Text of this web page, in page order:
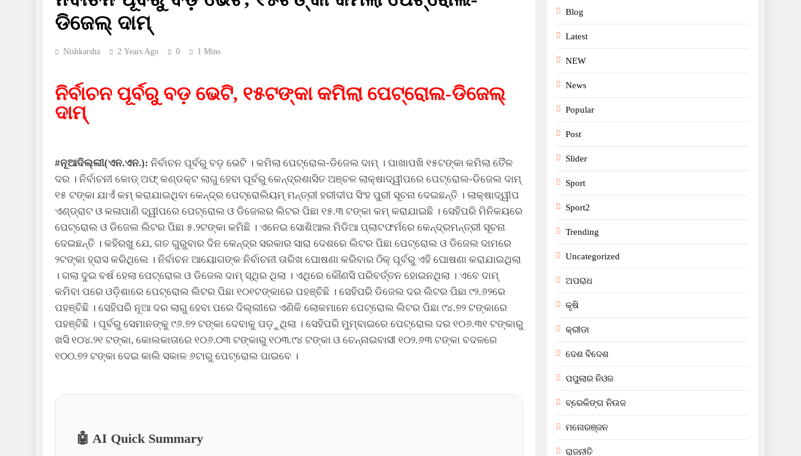
ଡିଜେଲ୍ ଦାମ୍‌
Nishkarsha 2 Years Ago 0 1 Mins
ନିର୍ବାଚନ ପୂର୍ବରୁ ବଡ଼ ଭେଟି, ୧୫ଟଙ୍କା କମିଲା ପେଟ୍ରୋଲ-ଡିଜେଲ୍
ଦାମ୍‌
#ନୂଆଦିଲ୍ଲୀ(ଏନ.ଏନ.): ନିର୍ବାଚନ ପୂର୍ବରୁ ବଡ଼ ଭେଟି । କମିଲା ପେଟ୍ରୋଲ-ଡିଜେଲ ଦାମ୍ । ପାଖାପଖି ୧୫ଟଙ୍କା କମିଲା ତୈଳ
ଦର । ନିର୍ବାଚନୀ କୋଡ୍ ଅଫ୍ କଣ୍ଡକ୍ଟ ଲାଗୁ ହେବା ପୂର୍ବରୁ କେନ୍ଦ୍ରଶାସିତ ଅଞ୍ଚଳ ଲାକ୍ଷାଦ୍ୱୀପରେ ପେଟ୍ରୋଲ-ଡିଜେଲ ଦାମ୍
୧୫ ଟଙ୍କା ଯାଏଁ କମ୍ କରାଯାଇଥିବା କେନ୍ଦ୍ର ପେଟ୍ରୋଲିୟମ୍ ମନ୍ତ୍ରୀ ହରୀଦୀପ ସିଂହ ପୁରୀ ସୂଚନା ଦେଇଛନ୍ତି । ଲାକ୍ଷାଦ୍ୱୀପ
ଏଣ୍ଡ୍ରାଟ ଓ କଳାପାଣି ଦ୍ୱୀପରେ ପେଟ୍ରୋଲ ଓ ଡିଜେଲର ଲିଟର ପିଛା ୧୫.୩ ଟଙ୍କା କମ୍ କରାଯାଇଛି । ସେହିପରି ମିନିକୟରେ
ପେଟ୍ରୋଲ ଓ ଡିଜେଲ ଲିଟର ପିଛା ୫.୨ଟଙ୍କା କମିଛି । ଏନେଇ ସୋଶିଆଲ ମିଡିଆ ପ୍ଲାଟଫର୍ମରେ କେନ୍ଦ୍ରମନ୍ତ୍ରୀ ସୂଚନା
ଦେଇଛନ୍ତି । କହିରଖୁ ଯେ, ଗତ ଗୁରୁବାର ଦିନ କେନ୍ଦ୍ର ସରକାର ସାରା ଦେଶରେ ଲିଟର ପିଛା ପେଟ୍ରୋଲ ଓ ଡିଜେଲ ଦାମରେ
୨ଟଙ୍କା ହ୍ରାସ କରିଥିଲେ । ନିର୍ବାଚନ ଆୟୋଗଙ୍କ ନିର୍ବାଚନୀ ତାରିଖ ଘୋଷଣା କରିବାର ଠିକ୍ ପୂର୍ବରୁ ଏହି ଘୋଷଣା କରାଯାଇଥିଲା
। ଗଲା ଦୁଇ ବର୍ଷ ହେଲା ପେଟ୍ରୋଲ ଓ ଡିଜେଲ ଦାମ୍ ସ୍ଥିର ଥିଲା । ଏଥିରେ କୌଣସି ପରିବର୍ତ୍ତନ ହୋଇନଥିଲା । ଏବେ ଦାମ୍
କମିବା ପରେ ଓଡ଼ିଶାରେ ପେଟ୍ରୋଲ ଲିଟର ପିଛା ୧୦୧ଟଙ୍କାରେ ପହଞ୍ଚିଛି । ସେହିପରି ଡିଜେଲ ଦର ଲିଟର ପିଛା ୯୨.୬୨ରେ
ପହଞ୍ଚିଛି । ସେହିପରି ନୂଆ ଦର ଲାଗୁ ହେବା ପରେ ଦିଲ୍ଲୀରେ ଏଣିକି ଲୋକମାନେ ପେଟ୍ରୋଲ ଲିଟର ପିଛା ୯୪.୭୨ ଟଙ୍କାରେ
ପହଞ୍ଚିଛି । ପୂର୍ବରୁ ସେମାନଙ୍କୁ ୯୬.୭୨ ଟଙ୍କା ଦେବାକୁ ପଡ଼ୁଥିଲା । ସେହିପରି ମୁମ୍ବାଇରେ ପେଟ୍ରୋଲ ଦର ୧୦୬.୩୧ ଟଙ୍କାରୁ
ଖସି ୧୦୪.୨୧ ଟଙ୍କା, କୋଲକାତାରେ ୧୦୬.୦୩ ଟଙ୍କାରୁ ୧୦୩.୯୪ ଟଙ୍କା ଓ ଚେନ୍ନାଇବାସୀ ୧୦୨.୬୩ ଟଙ୍କା ବଦଳରେ
୧୦୦.୭୨ ଟଙ୍କା ଦେଇ କାଲି ସକାଳ ୬ଟାରୁ ପେଟ୍ରୋଲ ପାଇବେ ।
🤖 AI Quick Summary
Blog
Latest
NEW
News
Popular
Post
Slider
Sport
Sport2
Trending
Uncategorized
ଅପରାଧ
କୃଷି
କ୍ରୀଡା
ଦେଶ ବିଦେଶ
ପପୁଲାର ନିଓଜ
ବ୍ରେକିଙ୍ଗ ନିଉଜ
ମନୋରଞ୍ଜନ
ରାଜନୀତି